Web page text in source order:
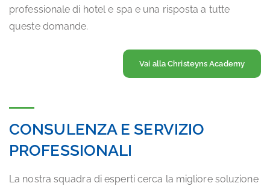
professionale di hotel e spa e una risposta a tutte
queste domande.
Vai alla Christeyns Academy
CONSULENZA E SERVIZIO
PROFESSIONALI
La nostra squadra di esperti cerca la migliore soluzione